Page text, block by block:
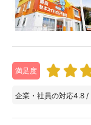
満足度
企業・社員の対応4.8 /